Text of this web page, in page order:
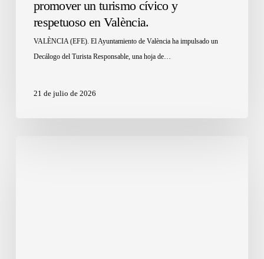
promover un turismo cívico y
respetuoso en València.
VALÈNCIA (EFE). El Ayuntamiento de València ha impulsado un
Decálogo del Turista Responsable, una hoja de…
21 de julio de 2026